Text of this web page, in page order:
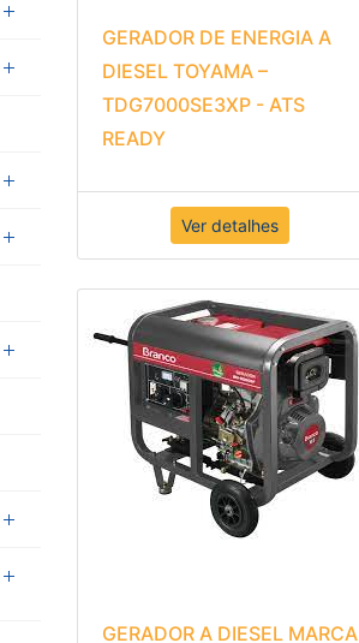
GERADOR DE ENERGIA A
DIESEL TOYAMA –
TDG7000SE3XP - ATS
READY
Ver detalhes
GERADOR A DIESEL MARCA